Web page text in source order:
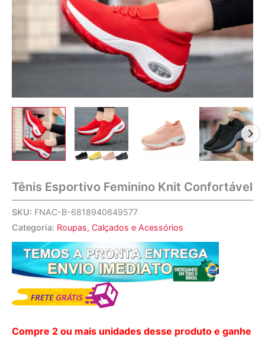
Tênis Esportivo Feminino Knit Confortável
SKU: FNAC-B-6818940649577
Categoria: Roupas, Calçados e Acessórios
Compre 2 ou mais unidades desse produto e ganhe